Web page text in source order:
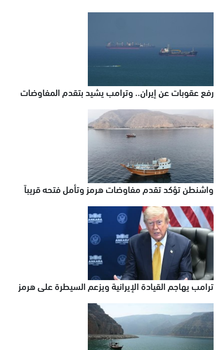
رفع عقوبات عن إيران.. وترامب يشيد بتقدم المفاوضات
واشنطن تؤكد تقدم مفاوضات هرمز وتأمل فتحه قريباً
ترامب يهاجم القيادة الإيرانية ويزعم السيطرة على هرمز